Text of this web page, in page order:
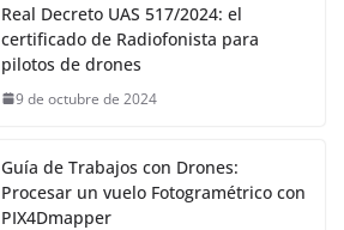
Real Decreto UAS 517/2024: el
certificado de Radiofonista para
pilotos de drones
9 de octubre de 2024
Guía de Trabajos con Drones:
Procesar un vuelo Fotogramétrico con
PIX4Dmapper